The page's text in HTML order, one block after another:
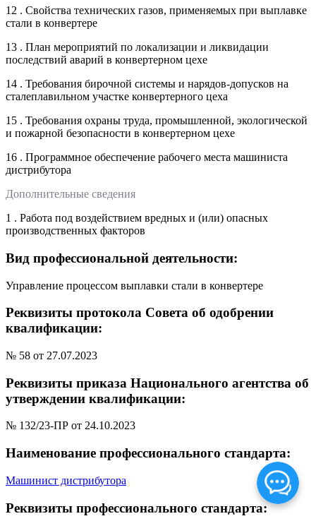
12 . Свойства технических газов, применяемых при выплавке
стали в конвертере
13 . План мероприятий по локализации и ликвидации
последствий аварий в конвертерном цехе
14 . Требования бирочной системы и нарядов-допусков на
сталеплавильном участке конвертерного цеха
15 . Требования охраны труда, промышленной, экологической
и пожарной безопасности в конвертерном цехе
16 . Программное обеспечение рабочего места машиниста
дистрибутора
Дополнительные сведения
1 . Работа под воздействием вредных и (или) опасных
производственных факторов
Вид профессиональной деятельности:
Управление процессом выплавки стали в конвертере
Реквизиты протокола Совета об одобрении
квалификации:
№ 58 от 27.07.2023
Реквизиты приказа Национального агентства об
утверждении квалификации:
№ 132/23-ПР от 24.10.2023
Наименование профессионального стандарта:
Машинист дистрибутора
Реквизиты профессионального стандарта: